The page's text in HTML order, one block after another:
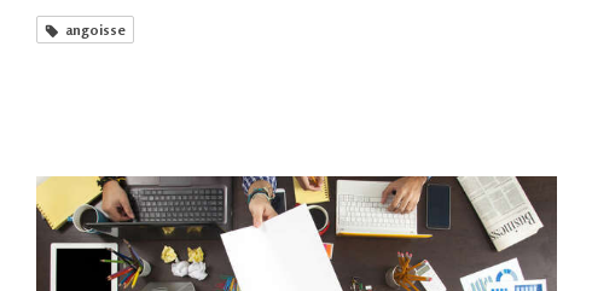
angoisse